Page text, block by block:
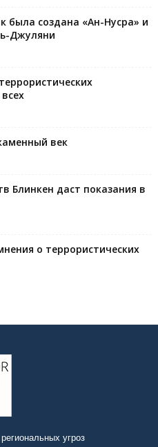
создана «Ан-Нусра» и
Джуляни
век
Блинкен даст показания в
о террористических
угроз